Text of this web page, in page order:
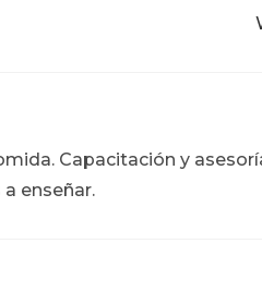
Capacitación y
enseñar.